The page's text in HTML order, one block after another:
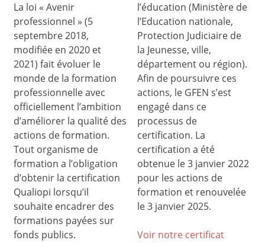
La loi « Avenir
professionnel » (5
septembre 2018,
modifiée en 2020 et
2021) fait évoluer le
monde de la formation
professionnelle avec
officiellement l’ambition
d’améliorer la qualité des
actions de formation.
Tout organisme de
formation a l’obligation
d’obtenir la certification
Qualiopi lorsqu’il
souhaite encadrer des
formations payées sur
fonds publics.
l’éducation (Ministère de
l’Education nationale,
Protection Judiciaire de
la Jeunesse, ville,
département ou région).
Afin de poursuivre ces
actions, le GFEN s’est
engagé dans ce
processus de
certification. La
certification a été
obtenue le 3 janvier 2022
pour les actions de
formation et renouvelée
le 3 janvier 2025.
Voir notre certificat